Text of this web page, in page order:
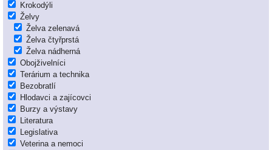
Krokodýli
Želvy
Želva zelenavá
Želva čtyřprstá
Želva nádherná
Obojživelníci
Terárium a technika
Bezobratlí
Hlodavci a zajícovci
Burzy a výstavy
Literatura
Legislativa
Veterina a nemoci